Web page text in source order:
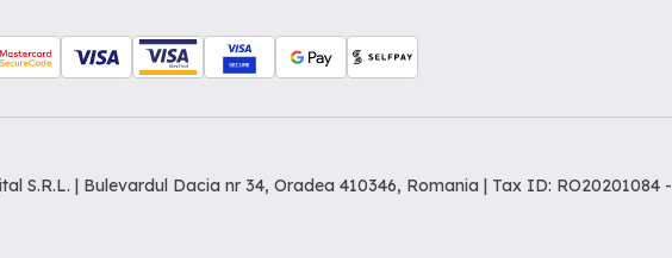
S.R.L. | Bulevardul Dacia nr 34, Oradea 410346, Romania | Tax ID: RO20201084 -